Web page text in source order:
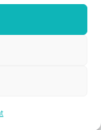
GeneratePress